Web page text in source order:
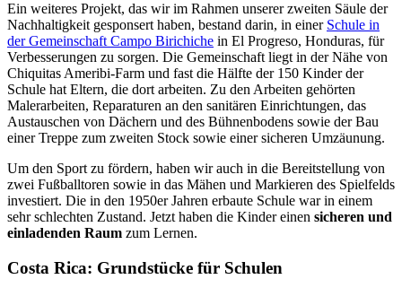
Ein weiteres Projekt, das wir im Rahmen unserer zweiten Säule der
Nachhaltigkeit gesponsert haben, bestand darin, in einer Schule in
der Gemeinschaft Campo Birichiche in El Progreso, Honduras, für
Verbesserungen zu sorgen. Die Gemeinschaft liegt in der Nähe von
Chiquitas Ameribi-Farm und fast die Hälfte der 150 Kinder der
Schule hat Eltern, die dort arbeiten. Zu den Arbeiten gehörten
Malerarbeiten, Reparaturen an den sanitären Einrichtungen, das
Austauschen von Dächern und des Bühnenbodens sowie der Bau
einer Treppe zum zweiten Stock sowie einer sicheren Umzäunung.
Um den Sport zu fördern, haben wir auch in die Bereitstellung von
zwei Fußballtoren sowie in das Mähen und Markieren des Spielfelds
investiert. Die in den 1950er Jahren erbaute Schule war in einem
sehr schlechten Zustand. Jetzt haben die Kinder einen sicheren und
einladenden Raum zum Lernen.
Costa Rica: Grundstücke für Schulen